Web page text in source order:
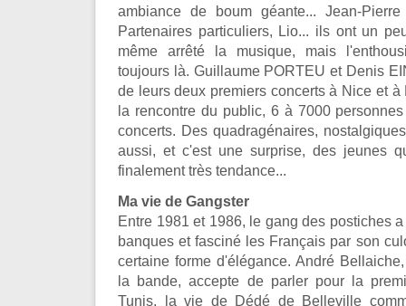
ambiance de boum géante... Jean-
Partenaires particuliers, Lio... ils ont un
même arrêté la musique, mais
toujours là. Guillaume PORTEU et Denis
de leurs deux premiers concerts à Nice et
la rencontre du public, 6 à 7000
concerts. Des quadragénaires,
aussi, et c'est une surprise, des jeunes
finalement très tendance...
Ma vie de Gangster
Entre 1981 et 1986, le gang des postiches
banques et fasciné les Français par son
certaine forme d'élégance. André
la bande, accepte de parler pour la
Tunis, la vie de Dédé de Belleville